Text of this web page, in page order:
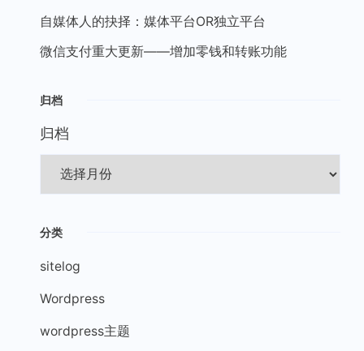
自媒体人的抉择：媒体平台OR独立平台
微信支付重大更新——增加零钱和转账功能
归档
归档
分类
sitelog
Wordpress
wordpress主题